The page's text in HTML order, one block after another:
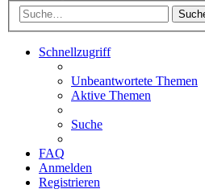
Schnellzugriff
Unbeantwortete Themen
Aktive Themen
Suche
FAQ
Anmelden
Registrieren